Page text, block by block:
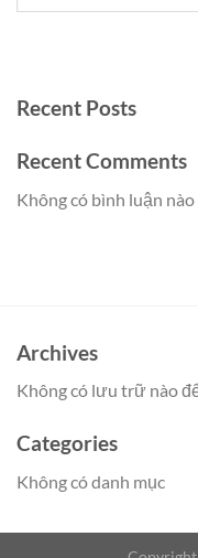
Recent Posts
Recent Comments
Không có bình luận nào
Archives
Không có lưu trữ nào
Categories
Không có danh mục